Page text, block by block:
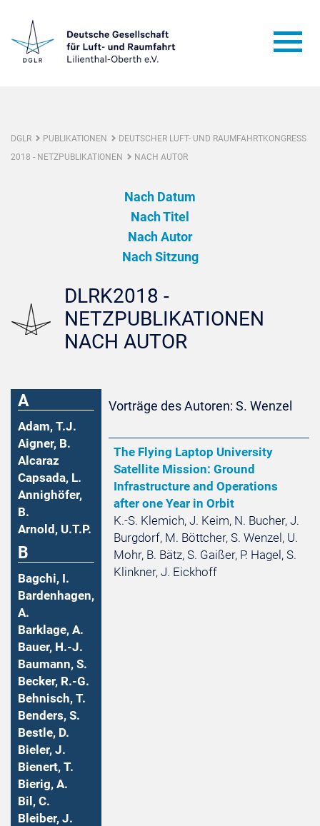
DGLR PUBLIKATIONEN
DEUTSCHER LUFT- UND RAUMFAHRTKONGRESS
2018 - NETZPUBLIKATIONEN
NACH AUTOR
Nach Datum
Nach Titel
Nach Autor
Nach Sitzung
DLRK2018 -
NETZPUBLIKATIONEN
NACH AUTOR
A
Adam, T.J.
Aigner, B.
Alcaraz
Capsada, L.
Annighöfer,
B.
Arnold, U.T.P.
B
Bagchi, I.
Bardenhagen,
A.
Barklage, A.
Bauer, H.-J.
Baumann, S.
Becker, R.-G.
Behnisch, T.
Benders, S.
Bestle, D.
Bieler, J.
Bienert, T.
Bierig, A.
Bil, C.
Bleiber, J.
Vorträge des Autoren: S. Wenzel
The Flying Laptop University
Satellite Mission: Ground
Infrastructure and Operations
after one Year in Orbit
K.-S. Klemich, J. Keim, N. Bucher, J.
Burgdorf, M. Böttcher, S. Wenzel, U.
Mohr, B. Bätz, S. Gaißer, P. Hagel, S.
Klinkner, J. Eickhoff